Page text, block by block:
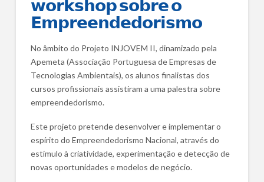
𝘄𝗼𝗿𝗸𝘀𝗵𝗼𝗽 𝘀𝗼𝗯𝗿𝗲 𝗼
𝗘𝗺𝗽𝗿𝗲𝗲𝗻𝗱𝗲𝗱𝗼𝗿𝗶𝘀𝗺𝗼
No âmbito do Projeto INJOVEM II, dinamizado pela
Apemeta (Associação Portuguesa de Empresas de
Tecnologias Ambientais), os alunos finalistas dos
cursos profissionais assistiram a uma palestra sobre
empreendedorismo.
Este projeto pretende desenvolver e implementar o
espírito do Empreendedorismo Nacional, através do
estímulo à criatividade, experimentação e detecção de
novas oportunidades e modelos de negócio.